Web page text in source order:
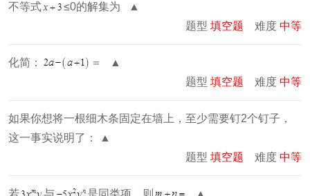
不等式
≤0的解集为 ▲
题型 填空题 难度 中等
化简：
＝ ▲
题型 填空题 难度 中等
如果你想将一根细木条固定在墙上，至少需要钉2个钉子，
这一事实说明了： ▲
题型 填空题 难度 中等
若 与 是同类项，则 ▲